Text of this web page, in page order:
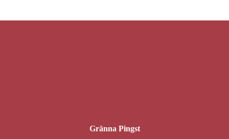
Gränna Pingst